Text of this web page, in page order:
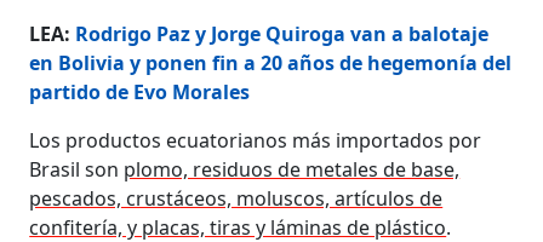
LEA: Rodrigo Paz y Jorge Quiroga van a balotaje
en Bolivia y ponen fin a 20 años de hegemonía del
partido de Evo Morales
Los productos ecuatorianos más importados por
Brasil son plomo, residuos de metales de base,
pescados, crustáceos, moluscos, artículos de
confitería, y placas, tiras y láminas de plástico.